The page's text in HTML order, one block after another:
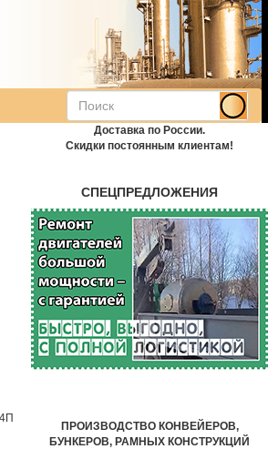
Доставка по России.
Скидки постоянным клиентам!
СПЕЦПРЕДЛОЖЕНИЯ
ПРОИЗВОДСТВО КОНВЕЙЕРОВ,
БУНКЕРОВ, РАМНЫХ КОНСТРУКЦИЙ